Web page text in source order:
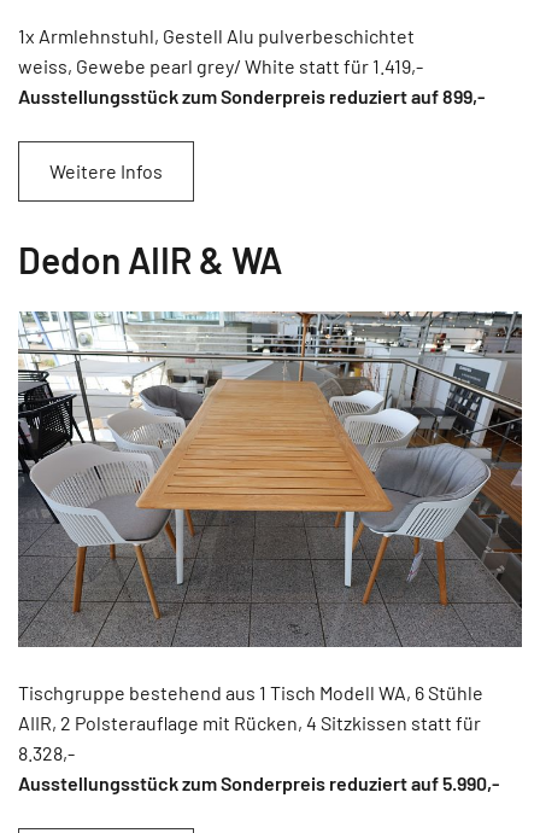
1x Armlehnstuhl, Gestell Alu pulverbeschichtet
weiss, Gewebe pearl grey/ White statt für 1.419,-
Ausstellungsstück zum Sonderpreis reduziert auf 899,-
Weitere Infos
Dedon AIIR & WA
Tischgruppe bestehend aus 1 Tisch Modell WA, 6 Stühle
AIIR, 2 Polsterauflage mit Rücken, 4 Sitzkissen statt für
8.328,-
Ausstellungsstück zum Sonderpreis reduziert auf 5.990,-